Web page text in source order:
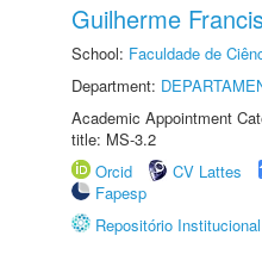
Guilherme
School: Faculdade de
Department:
Academic Appointment
title: MS-3.2
Orcid
CV Lattes
Fapesp
Repositório